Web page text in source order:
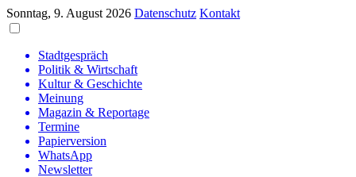
Sonntag, 9. August 2026 Datenschutz Kontakt
Stadtgespräch
Politik & Wirtschaft
Kultur & Geschichte
Meinung
Magazin & Reportage
Termine
Papierversion
WhatsApp
Newsletter